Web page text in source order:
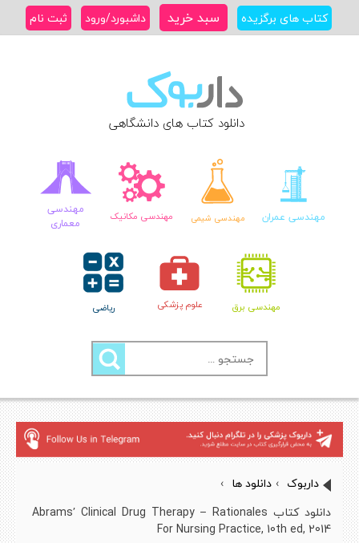
کتاب های برگزیده سبد خرید داشبورد/ورود ثبت نام
دانلود کتاب های دانشگاهی
مهندسی عمران مهندسی شیمی مهندسی مکانیک
مهندسی
معماری
مهندسی برق علوم پزشکی ریاضی
جستجو
برای:
داربوک › دانلود ها ›
دانلود کتاب Abrams’ Clinical Drug Therapy – Rationales
For Nursing Practice, 10th ed, 2014